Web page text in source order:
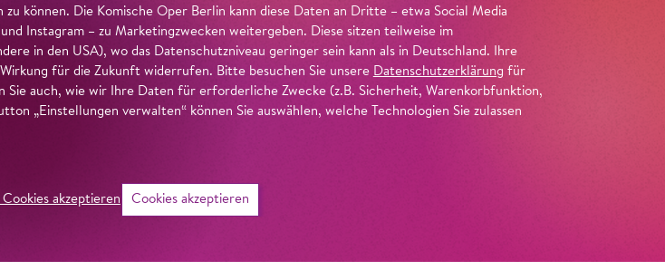
können. Die Komische Oper Berlin kann diese Daten an Dritte – etwa Social Media
Instagram – zu Marketingzwecken weitergeben. Diese sitzen teilweise im
in den USA), wo das Datenschutzniveau geringer sein kann als in Deutschland. Ihre
für die Zukunft widerrufen. Bitte besuchen Sie unsere Datenschutzerklärung für
auch, wie wir Ihre Daten für erforderliche Zwecke (z.B. Sicherheit, Warenkorbfunktion,
„Einstellungen verwalten“ können Sie auswählen, welche Technologien Sie zulassen
akzeptieren Cookies akzeptieren